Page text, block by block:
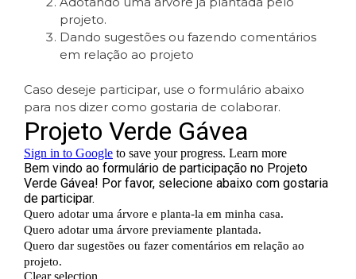
projeto.
Dando sugestões ou fazendo comentários
em relação ao projeto
Caso deseje participar, use o formulário abaixo
para nos dizer como gostaria de colaborar.